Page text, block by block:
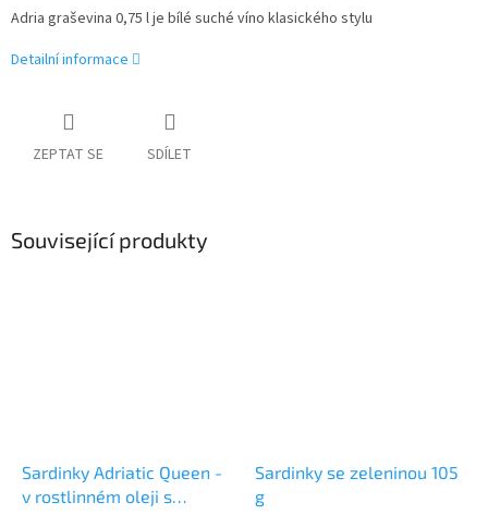
Adria graševina 0,75 l je bílé suché víno klasického stylu
Detailní informace
ZEPTAT SE SDÍLET
Související produkty
Sardinky Adriatic Queen -
v rostlinném oleji s
Sardinky se zeleninou 105
g